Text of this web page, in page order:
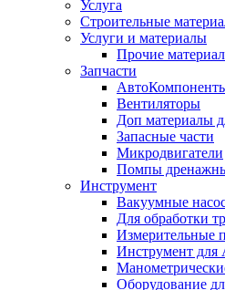
Услуга
Строительные
Услуги и материалы
Прочие
Запчасти
Вентиляторы
Доп материалы
Запасные части
Микродвигатели
Помпы
Инструмент
Вакуумные
Для обработки
Измерительные
Инструмент для
Оборудование